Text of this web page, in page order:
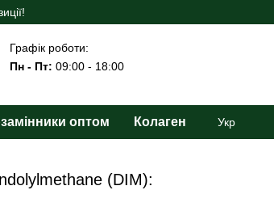
Графік роботи:
Пн - Пт: 09:00 - 18:00
оптом Колаген Укр
(DIM):